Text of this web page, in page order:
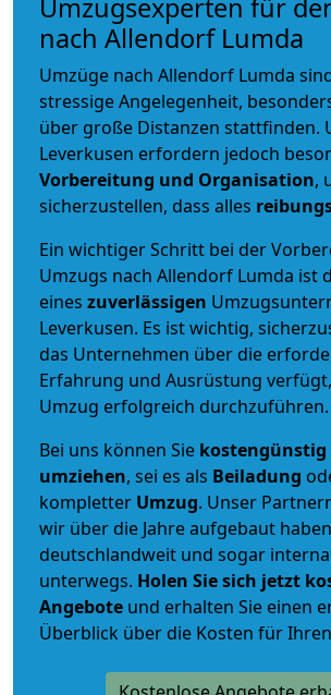
Umzugsexperten für
nach Allendorf Lumda
Umzüge nach Allendorf Lumda
stressige Angelegenheit,
über große Distanzen stattfinden.
Leverkusen erfordern jedoch
Vorbereitung und Organisation,
sicherzustellen, dass alles
Ein wichtiger Schritt bei der
Umzugs nach Allendorf Lumda ist
eines zuverlässigen
Leverkusen. Es ist wichtig,
das Unternehmen über die
Erfahrung und Ausrüstung
Umzug erfolgreich durchzuführen.
Bei uns können Sie kostengünstig
umziehen, sei es als Beiladung
kompletter Umzug. Unser
wir über die Jahre aufgebaut
deutschlandweit und sogar
unterwegs. Holen Sie sich jetzt
Angebote und erhalten Sie einen
Überblick über die Kosten für